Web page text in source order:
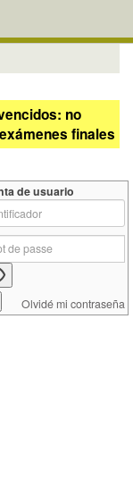
no
finales
de usuario
Olvidé mi contraseña